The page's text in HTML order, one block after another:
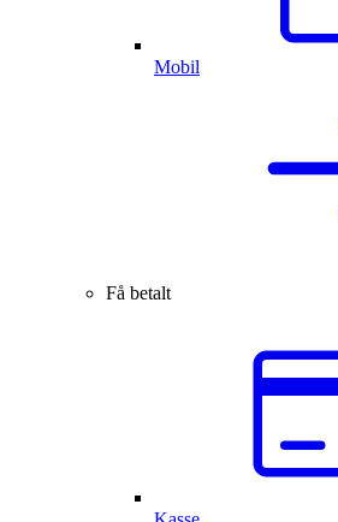
Mobil
Få betalt